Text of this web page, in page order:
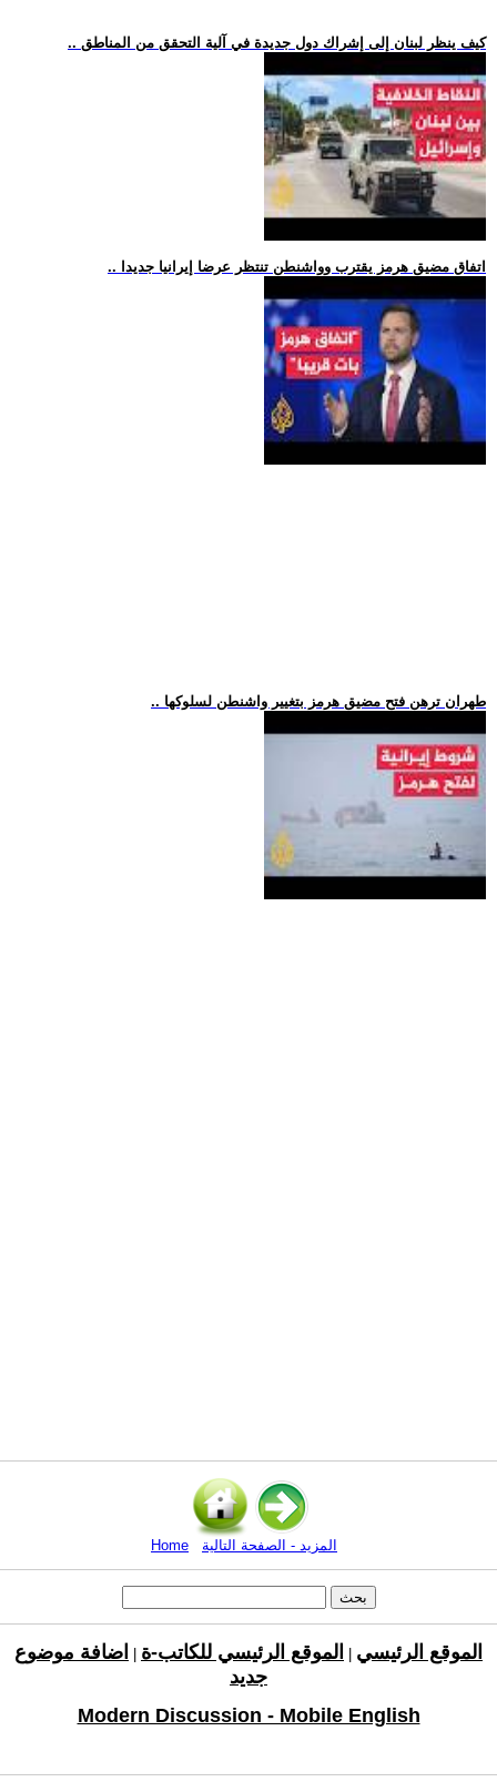
.. كيف ينظر لبنان إلى إشراك دول جديدة في آلية التحقق من المناطق
.. اتفاق مضيق هرمز يقترب وواشنطن تنتظر عرضا إيرانيا جديدا
.. طهران ترهن فتح مضيق هرمز بتغيير واشنطن لسلوكها
Home المزيد - الصفحة التالية
الموقع الرئيسي الموقع الرئيسي للكاتب-ة
اضافة موضوع
جديد
Modern Discussion - Mobile English